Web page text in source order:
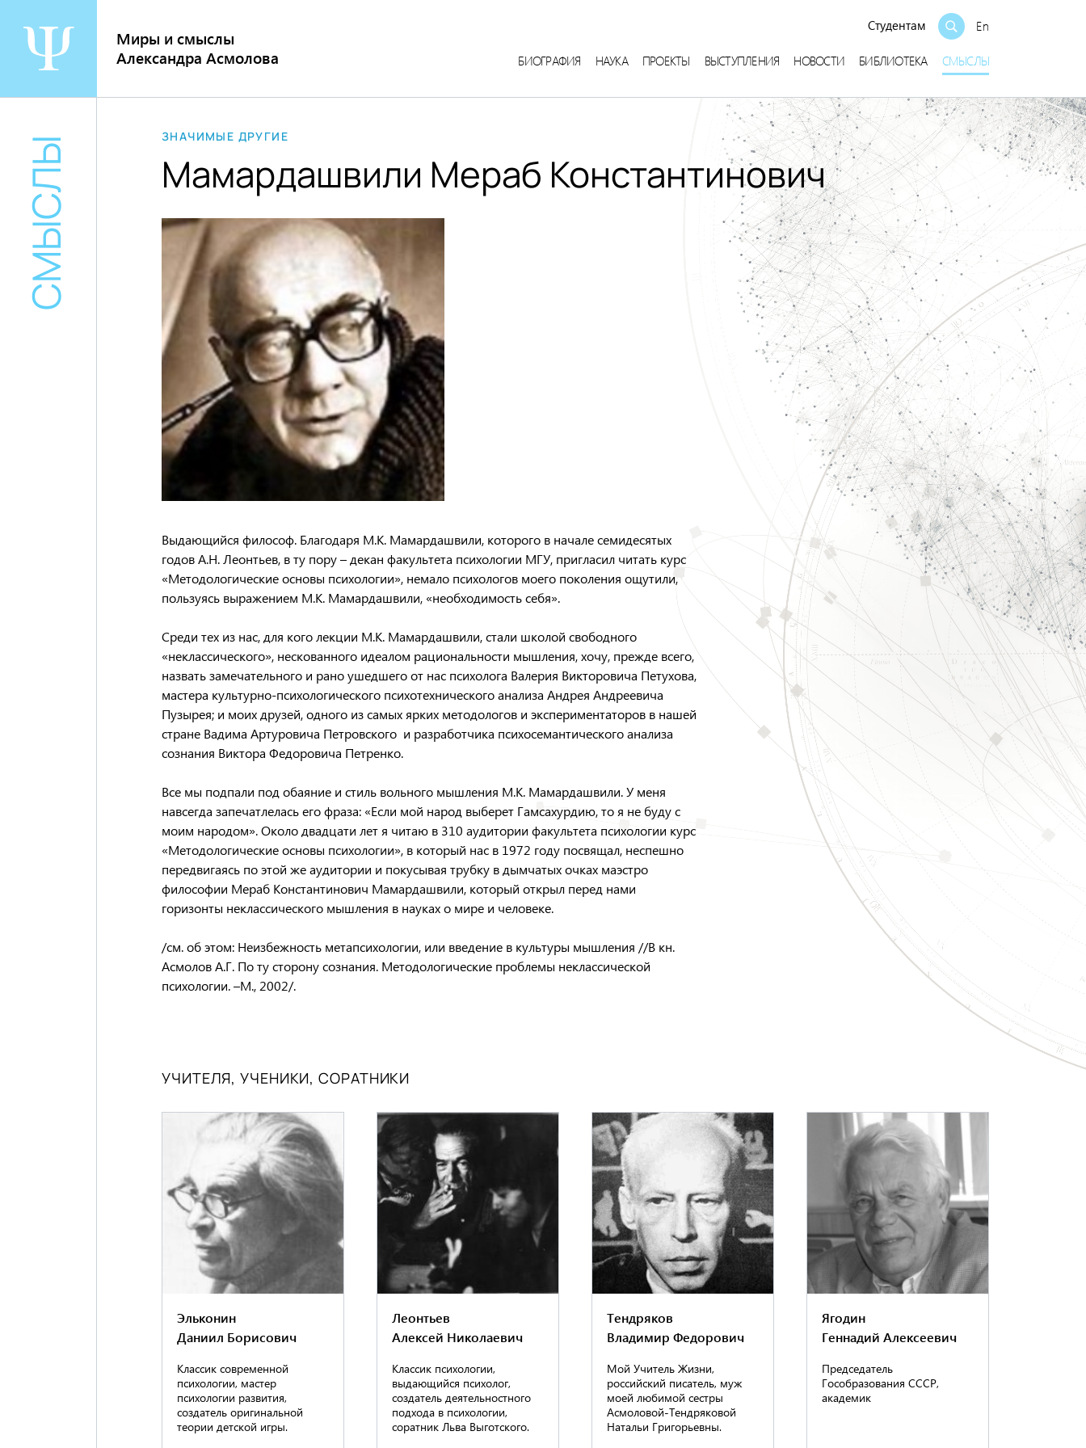
содержанию
Миры и смыслы
Александра Асмолова
Студентам En
БИОГРАФИЯ НАУКА ПРОЕКТЫ ВЫСТУПЛЕНИЯ НОВОСТИ БИБЛИОТЕКА СМЫСЛЫ
СМЫСЛЫ ЗНАЧИМЫЕ ДРУГИЕ
Мамардашвили Мераб Константинович
Выдающийся философ. Благодаря М.К. Мамардашвили, которого в начале семидесятых
годов А.Н. Леонтьев, в ту пору – декан факультета психологии МГУ, пригласил читать курс
«Методологические основы психологии», немало психологов моего поколения ощутили,
пользуясь выражением М.К. Мамардашвили, «необходимость себя».
Среди тех из нас, для кого лекции М.К. Мамардашвили, стали школой свободного
«неклассического», нескованного идеалом рациональности мышления, хочу, прежде всего,
назвать замечательного и рано ушедшего от нас психолога Валерия Викторовича Петухова,
мастера культурно-психологического психотехнического анализа Андрея Андреевича
Пузырея; и моих друзей, одного из самых ярких методологов и экспериментаторов в нашей
стране Вадима Артуровича Петровского и разработчика психосемантического анализа
сознания Виктора Федоровича Петренко.
Все мы подпали под обаяние и стиль вольного мышления М.К. Мамардашвили. У меня
навсегда запечатлелась его фраза: «Если мой народ выберет Гамсахурдию, то я не буду с
моим народом». Около двадцати лет я читаю в 310 аудитории факультета психологии курс
«Методологические основы психологии», в который нас в 1972 году посвящал, неспешно
передвигаясь по этой же аудитории и покусывая трубку в дымчатых очках маэстро
философии Мераб Константинович Мамардашвили, который открыл перед нами
горизонты неклассического мышления в науках о мире и человеке.
/см. об этом: Неизбежность метапсихологии, или введение в культуры мышления //В кн.
Асмолов А.Г. По ту сторону сознания. Методологические проблемы неклассической
психологии. –М., 2002/.
УЧИТЕЛЯ, УЧЕНИКИ, СОРАТНИКИ
Эльконин
Даниил Борисович
Классик современной
психологии, мастер
психологии развития,
создатель оригинальной
теории детской игры.
Леонтьев
Алексей Николаевич
Классик психологии,
выдающийся психолог,
создатель деятельностного
подхода в психологии,
соратник Льва Выготского.
Тендряков
Владимир Федорович
Мой Учитель Жизни,
российский писатель, муж
моей любимой сестры
Асмоловой-Тендряковой
Натальи Григорьевны.
Ягодин
Геннадий Алексеевич
Председатель
Гособразования СССР,
академик